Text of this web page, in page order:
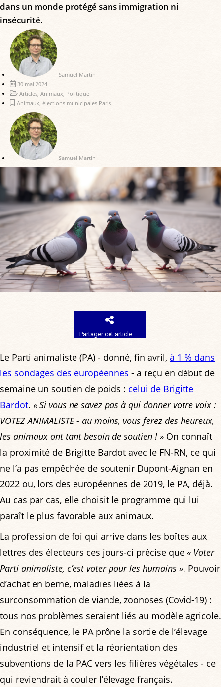
dans un monde protégé sans immigration ni
insécurité.
Samuel Martin
30 mai 2024
Articles, Animaux, Politique
Animaux, élections municipales Paris
Samuel Martin
Partager cet article
Le Parti animaliste (PA) - donné, fin avril, à 1 % dans
les sondages des européennes - a reçu en début de
semaine un soutien de poids : celui de Brigitte
Bardot. « Si vous ne savez pas à qui donner votre voix :
VOTEZ ANIMALISTE - au moins, vous ferez des heureux,
les animaux ont tant besoin de soutien ! » On connaît
la proximité de Brigitte Bardot avec le FN-RN, ce qui
ne l’a pas empêchée de soutenir Dupont-Aignan en
2022 ou, lors des européennes de 2019, le PA, déjà.
Au cas par cas, elle choisit le programme qui lui
paraît le plus favorable aux animaux.
La profession de foi qui arrive dans les boîtes aux
lettres des électeurs ces jours-ci précise que « Voter
Parti animaliste, c’est voter pour les humains ». Pouvoir
d’achat en berne, maladies liées à la
surconsommation de viande, zoonoses (Covid-19) :
tous nos problèmes seraient liés au modèle agricole.
En conséquence, le PA prône la sortie de l’élevage
industriel et intensif et la réorientation des
subventions de la PAC vers les filières végétales - ce
qui reviendrait à couler l’élevage français.